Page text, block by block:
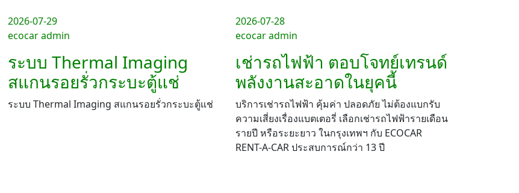
2026-07-29
ecocar admin
ระบบ Thermal Imaging
สแกนรอยรั่วกระบะตู้แช่
ระบบ Thermal Imaging สแกนรอยรั่วกระบะตู้แช่
2026-07-28
ecocar admin
เช่ารถไฟฟ้า ตอบโจทย์เทรนด์
พลังงานสะอาดในยุคนี้
บริการเช่ารถไฟฟ้า คุ้มค่า ปลอดภัย ไม่ต้องแบกรับ
ความเสี่ยงเรื่องแบตเตอรี่ เลือกเช่ารถไฟฟ้ารายเดือน
รายปี หรือระยะยาว ในกรุงเทพฯ กับ ECOCAR
RENT-A-CAR ประสบการณ์กว่า 13 ปี